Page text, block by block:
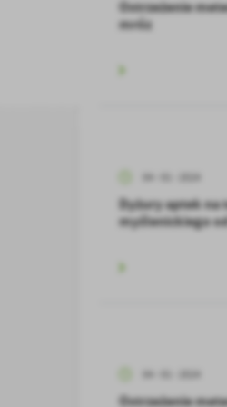
Ostrzeżenie
mróz
Dyżury aptek
myślenickiego
Ostrzeżenie